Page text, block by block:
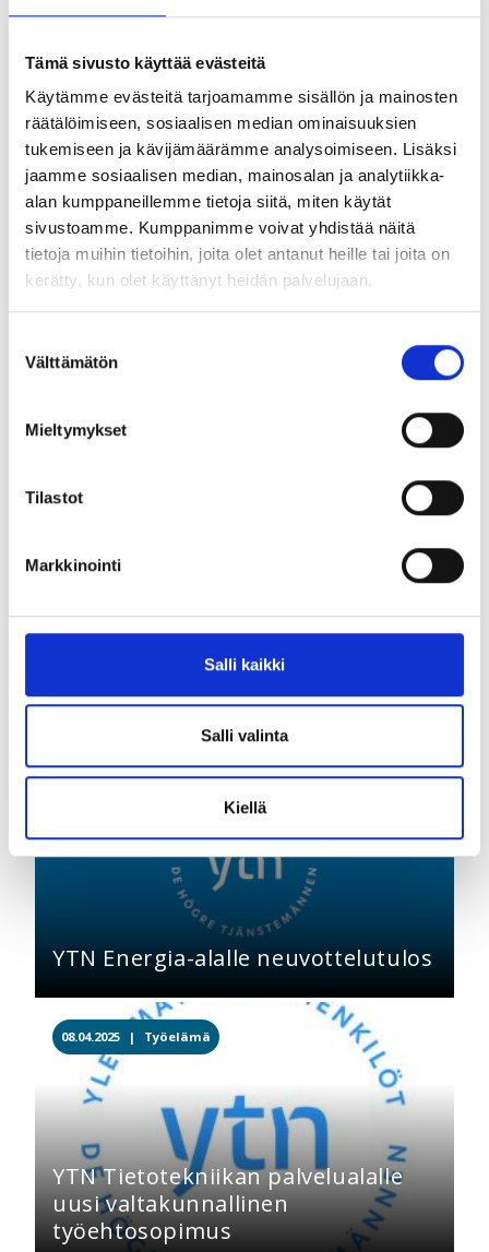
Tämä sivusto käyttää evästeitä
Käytämme evästeitä tarjoamamme sisällön ja mainosten
räätälöimiseen, sosiaalisen median ominaisuuksien
tukemiseen ja kävijämäärämme analysoimiseen. Lisäksi
jaamme sosiaalisen median, mainosalan ja analytiikka-
alan kumppaneillemme tietoja siitä, miten käytät
sivustoamme. Kumppanimme voivat yhdistää näitä
tietoja muihin tietoihin, joita olet antanut heille tai joita on
kerätty, kun olet käyttänyt heidän palvelujaan.
valinta
Välttämätön
Mieltymykset
Tilastot
Markkinointi
Salli kaikki
Salli valinta
Kiellä
veroperusteiseen työttömyysturvaan porvaripuolueet
eivät loppupeleissä parantaisi kenenkään ansioturvaa,
vaan heikentäisivät juuri omien äänestäjiensä
ostovoimaa.
Akavalaiset kassat, kuten useimpien ytyläisten oma
KOKO-kassa, ovat hyvin hoidettuja ja tehokkaita
työttömyyskassoja, joissa jäsenmaksu on matala ja
europerusteinen. Veroperusteisessa mallissa nimenomaan
me näiden kassojen jäseninä joutuisimme koko
uudistuksen maksumiehiksi. Palkinnoksi saisimme
Kirjoittaja on YTYn toiminnanjohtaja ja KOKO-kassan
Lue lisää aiheesta
11.04.2025 |Työelämä
YTN Energia-alalle neuvottelutulos
08.04.2025 | Työelämä
YTN Tietotekniikan palvelualalle
uusi valtakunnallinen
työehtosopimus